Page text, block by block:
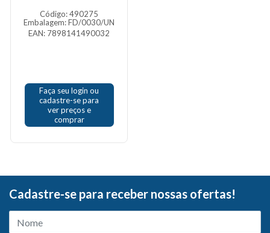
Código: 490275
Embalagem: FD/0030/UN
EAN: 7898141490032
Faça seu login ou
cadastre-se para
ver preços e
comprar
Cadastre-se para receber nossas ofertas!